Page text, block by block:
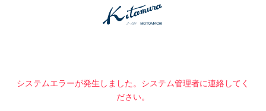
システムエラーが発生しました。システム管理者に連絡してく
ださい。